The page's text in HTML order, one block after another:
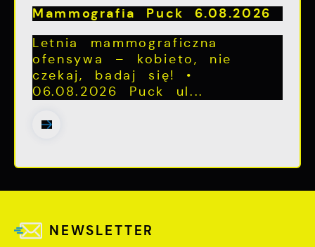
Mammografia Puck 6.08.2026
Letnia mammograficzna
ofensywa – kobieto, nie
czekaj, badaj się! •
06.08.2026 Puck ul...
NEWSLETTER